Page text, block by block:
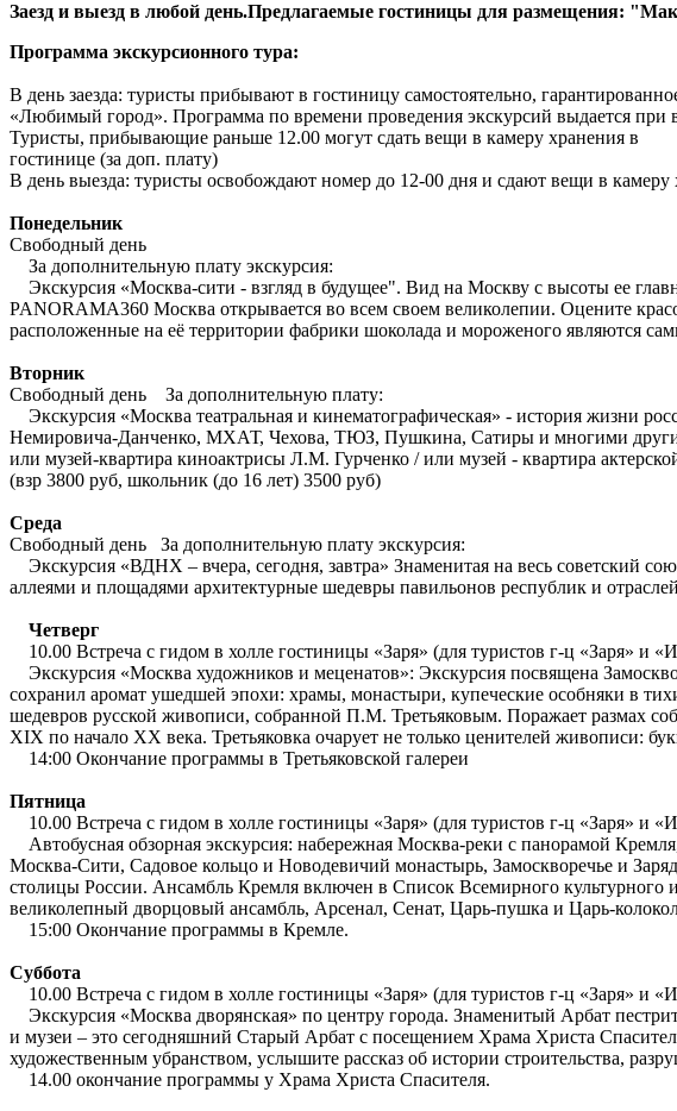
Заезд и выезд в любой день.Предлагаемые гостиницы для размещения:
Программа экскурсионного тура:
В день заезда: туристы прибывают в гостиницу самостоятельно,
«Любимый город». Программа по времени проведения экскурсий выдается при
Туристы, прибывающие раньше 12.00 могут сдать вещи в камеру хранения в
гостинице (за доп. плату)
В день выезда: туристы освобождают номер до 12-00 дня и сдают вещи в камеру
Понедельник
Свободный день
За дополнительную плату экскурсия:
Экскурсия «Москва-сити - взгляд в будущее". Вид на Москву с высоты ее
PANORAMA360 Москва открывается во всем своем великолепии. Оцените
расположенные на её территории фабрики шоколада и мороженого являются
Вторник
Свободный день За дополнительную плату:
Экскурсия «Москва театральная и кинематографическая» - история жизни
Немировича-Данченко, МХАТ, Чехова, ТЮЗ, Пушкина, Сатиры и многими
или музей-квартира киноактрисы Л.М. Гурченко / или музей - квартира
(взр 3800 руб, школьник (до 16 лет) 3500 руб)
Среда
Свободный день За дополнительную плату экскурсия:
Экскурсия «ВДНХ – вчера, сегодня, завтра» Знаменитая на весь советский
аллеями и площадями архитектурные шедевры павильонов республик и
Четверг
10.00 Встреча с гидом в холле гостиницы «Заря» (для туристов г-ц «Заря» и
Экскурсия «Москва художников и меценатов»: Экскурсия посвящена
сохранил аромат ушедшей эпохи: храмы, монастыри, купеческие особняки в
шедевров русской живописи, собранной П.М. Третьяковым. Поражает размах
XIX по начало XX века. Третьяковка очарует не только ценителей живописи:
14:00 Окончание программы в Третьяковской галереи
Пятница
10.00 Встреча с гидом в холле гостиницы «Заря» (для туристов г-ц «Заря» и
Автобусная обзорная экскурсия: набережная Москва-реки с панорамой
Москва-Сити, Садовое кольцо и Новодевичий монастырь, Замоскворечье и
столицы России. Ансамбль Кремля включен в Список Всемирного
великолепный дворцовый ансамбль, Арсенал, Сенат, Царь-пушка и Царь-
15:00 Окончание программы в Кремле.
Суббота
10.00 Встреча с гидом в холле гостиницы «Заря» (для туристов г-ц «Заря» и
Экскурсия «Москва дворянская» по центру города. Знаменитый Арбат
и музеи – это сегодняшний Старый Арбат с посещением Храма Христа
художественным убранством, услышите рассказ об истории строительства,
14.00 окончание программы у Храма Христа Спасителя.